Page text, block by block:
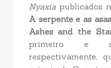
Nyaxia publicados
A serpente e as
Ashes and the
primeiro e
respectivamente,